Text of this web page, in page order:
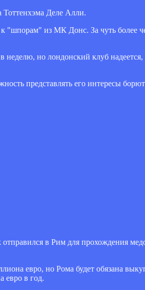
Деле Алли.
к "шпорам" из МК Донс. За чуть более
неделю, но лондонский клуб
представлять его интересы
в Рим для прохождения
евро, но Рома будет обязана
евро в год.